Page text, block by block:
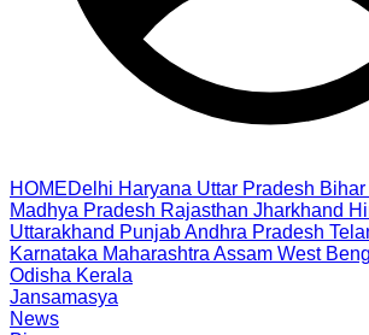
HOMEDelhi Haryana Uttar Pradesh Bihar
Madhya Pradesh Rajasthan Jharkhand
Uttarakhand PunjabAndhra Pradesh
Karnataka Maharashtra Assam West
Odisha Kerala
Jansamasya
News